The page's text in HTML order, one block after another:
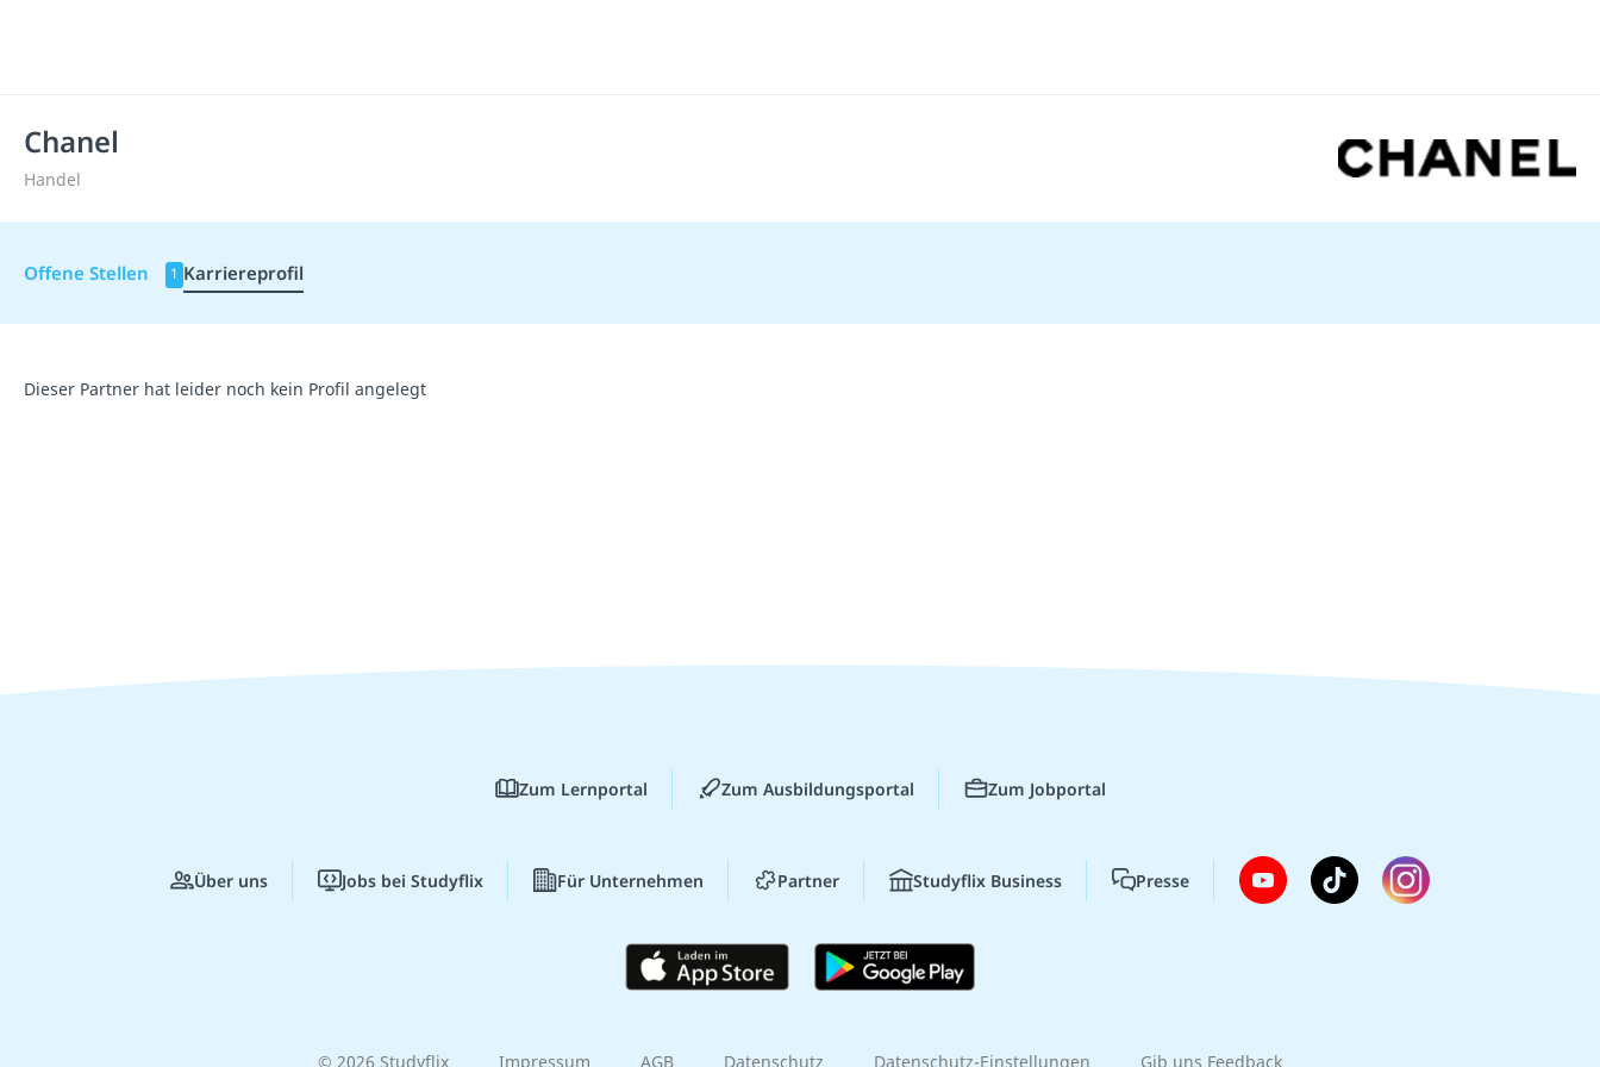
Chanel
Handel
Offene Stellen 1 Karriereprofil
Dieser Partner hat leider noch kein Profil angelegt
Zum Lernportal Zum Ausbildungsportal Zum Jobportal
Über uns Jobs bei Studyflix Für Unternehmen Partner Studyflix Business Presse
© 2026 Studyflix Impressum AGB Datenschutz Datenschutz-Einstellungen Gib uns Feedback